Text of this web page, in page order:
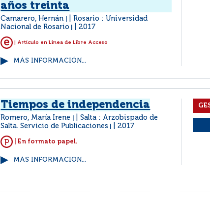
años treinta
Camarero, Hernán
Rosario : Universidad
Nacional de Rosario
2017
| Artículo en Linea de Libre Acceso
MÁS INFORMACIÓN...
Tiempos de independencia
Romero, María Irene
Salta : Arzobispado de
Salta. Servicio de Publicaciones
2017
| En formato papel.
MÁS INFORMACIÓN...